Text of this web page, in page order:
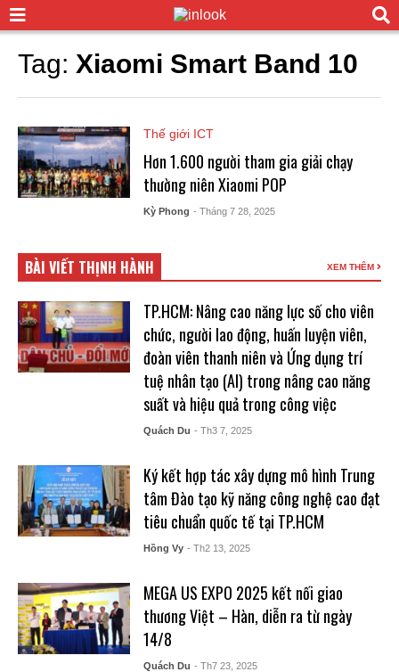
Tag: Xiaomi Smart Band 10
Thế giới ICT
Hơn 1.600 người tham gia giải chạy
thường niên Xiaomi POP
Kỳ Phong - Tháng 7 28, 2025
BÀI VIẾT THỊNH HÀNH XEM THÊM
TP.HCM: Nâng cao năng lực số cho viên
chức, người lao động, huấn luyện viên,
đoàn viên thanh niên và Ứng dụng trí
tuệ nhân tạo (AI) trong nâng cao năng
suất và hiệu quả trong công việc
Quách Du - Th3 7, 2025
Ký kết hợp tác xây dựng mô hình Trung
tâm Đào tạo kỹ năng công nghệ cao đạt
tiêu chuẩn quốc tế tại TP.HCM
Hồng Vy - Th2 13, 2025
MEGA US EXPO 2025 kết nối giao
thương Việt – Hàn, diễn ra từ ngày
14/8
Quách Du - Th7 23, 2025